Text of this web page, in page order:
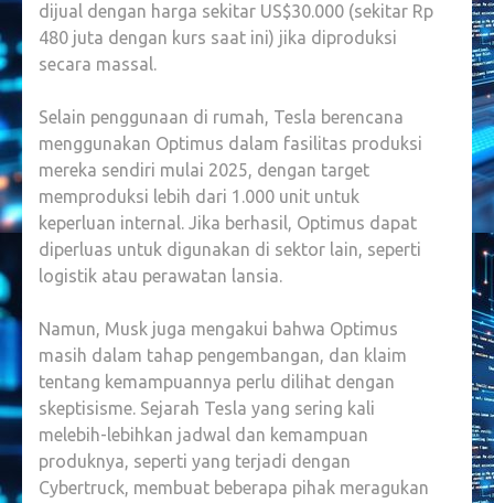
dijual dengan harga sekitar US$30.000 (sekitar Rp
480 juta dengan kurs saat ini) jika diproduksi
secara massal.
Selain penggunaan di rumah, Tesla berencana
menggunakan Optimus dalam fasilitas produksi
mereka sendiri mulai 2025, dengan target
memproduksi lebih dari 1.000 unit untuk
keperluan internal. Jika berhasil, Optimus dapat
diperluas untuk digunakan di sektor lain, seperti
logistik atau perawatan lansia.
Namun, Musk juga mengakui bahwa Optimus
masih dalam tahap pengembangan, dan klaim
tentang kemampuannya perlu dilihat dengan
skeptisisme. Sejarah Tesla yang sering kali
melebih-lebihkan jadwal dan kemampuan
produknya, seperti yang terjadi dengan
Cybertruck, membuat beberapa pihak meragukan